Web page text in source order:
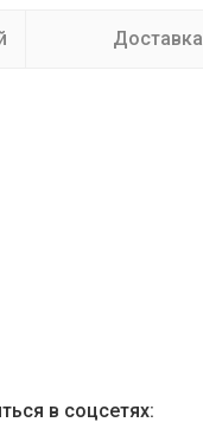
Доставка
в соцсетях: